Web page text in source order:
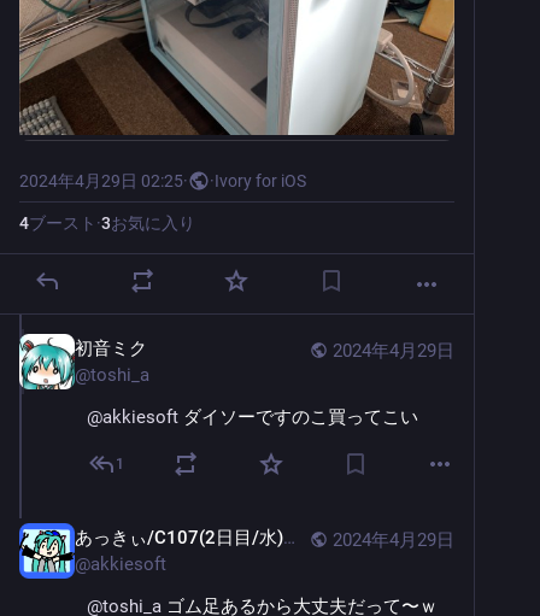
2024年4月29日 02:25· ·Ivory for iOS
4ブースト ·3お気に入り
2024年4月29日
初音ミク
@toshi_a
@akkiesoft ダイソーですのこ買ってこい
1
2024年4月29日
あっきぃ/C107(2日目/水)南2-j11b
@akkiesoft
@toshi_a ゴム足あるから大丈夫だって〜ｗ